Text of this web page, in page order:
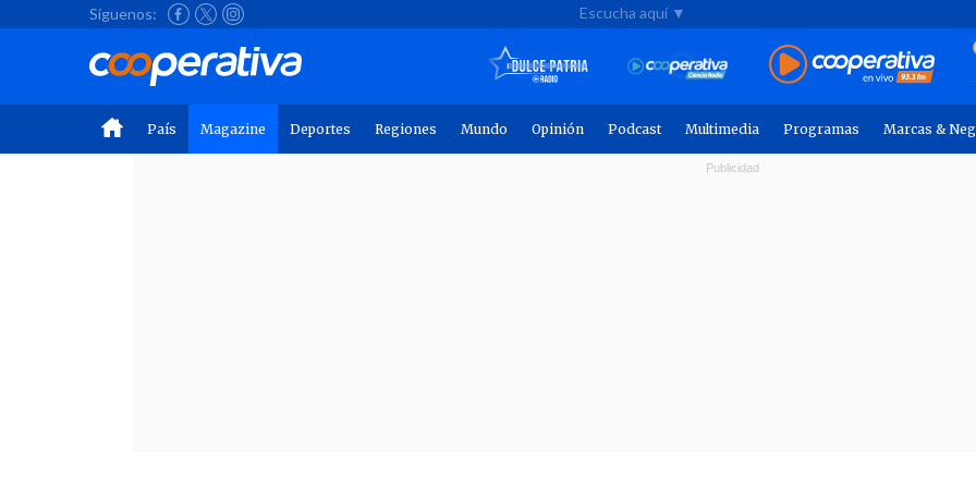
Síguenos: Escucha aquí ▼
País Magazine Deportes Regiones Mundo Opinión Podcast Multimedia Programas Marcas &